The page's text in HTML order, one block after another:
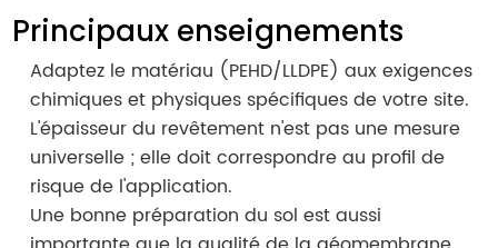
Principaux enseignements
Adaptez le matériau (PEHD/LLDPE) aux exigences
chimiques et physiques spécifiques de votre site.
L'épaisseur du revêtement n'est pas une mesure
universelle ; elle doit correspondre au profil de
risque de l'application.
Une bonne préparation du sol est aussi